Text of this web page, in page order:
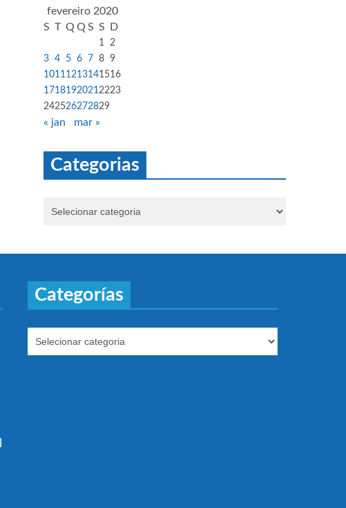
fevereiro 2020
S T Q Q S S D
1
2
3 4 5 6 7 8 9
10111213141516
17181920212223
242526272829
« jan mar »
Categorias
Categorías